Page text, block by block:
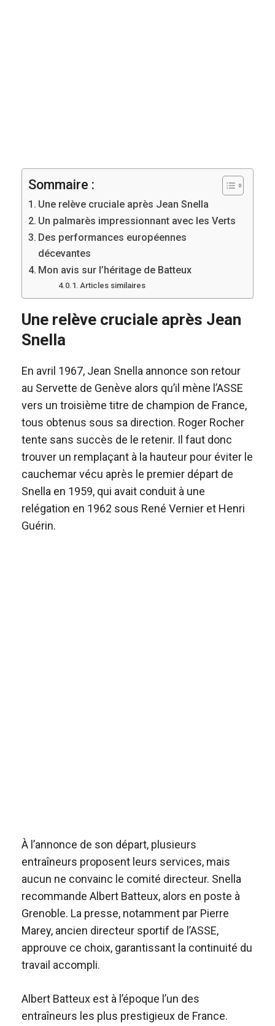
Sommaire :
Une relève cruciale après Jean Snella
Un palmarès impressionnant avec les Verts
Des performances européennes
décevantes
Mon avis sur l’héritage de Batteux
Articles similaires
Une relève cruciale après Jean
Snella
En avril 1967, Jean Snella annonce son retour
au Servette de Genève alors qu’il mène l’ASSE
vers un troisième titre de champion de France,
tous obtenus sous sa direction. Roger Rocher
tente sans succès de le retenir. Il faut donc
trouver un remplaçant à la hauteur pour éviter le
cauchemar vécu après le premier départ de
Snella en 1959, qui avait conduit à une
relégation en 1962 sous René Vernier et Henri
Guérin.
À l’annonce de son départ, plusieurs
entraîneurs proposent leurs services, mais
aucun ne convainc le comité directeur. Snella
recommande Albert Batteux, alors en poste à
Grenoble. La presse, notamment par Pierre
Marey, ancien directeur sportif de l’ASSE,
approuve ce choix, garantissant la continuité du
travail accompli.
Albert Batteux est à l’époque l’un des
entraîneurs les plus prestigieux de France.